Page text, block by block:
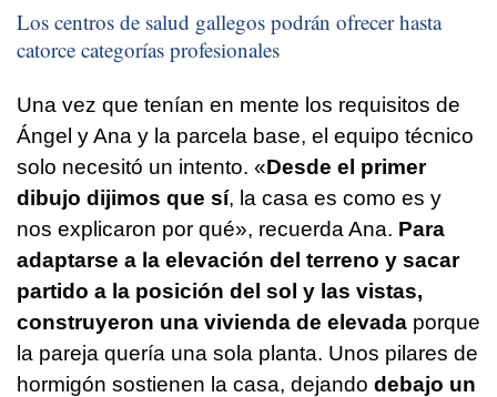
Los centros de salud gallegos podrán ofrecer hasta
catorce categorías profesionales
Una vez que tenían en mente los requisitos de
Ángel y Ana y la parcela base, el equipo técnico
solo necesitó un intento. «Desde el primer
dibujo dijimos que sí, la casa es como es y
nos explicaron por qué», recuerda Ana. Para
adaptarse a la elevación del terreno y sacar
partido a la posición del sol y las vistas,
construyeron una vivienda de elevada porque
la pareja quería una sola planta. Unos pilares de
hormigón sostienen la casa, dejando debajo un